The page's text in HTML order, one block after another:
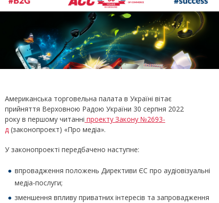
Американська торговельна палата в Україні вітає
прийняття Верховною Радою України 30 серпня 2022
року в першому читанні проекту Закону №2693-
д (законопроект) «Про медіа».
У законопроекті передбачено наступне:
впровадження положень Директиви ЄС про аудіовізуальні
медіа-послуги;
зменшення впливу приватних інтересів та запровадження